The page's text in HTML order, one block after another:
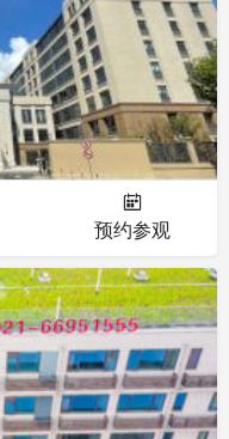
预约参观